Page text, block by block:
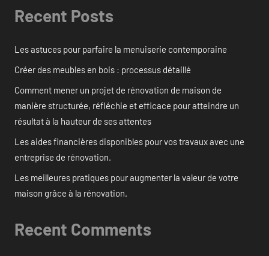
Recent Posts
Les astuces pour parfaire la menuiserie contemporaine
Créer des meubles en bois : processus détaillé
Comment mener un projet de rénovation de maison de
manière structurée, réfléchie et efficace pour atteindre un
résultat à la hauteur de ses attentes
Les aides financières disponibles pour vos travaux avec une
entreprise de rénovation.
Les meilleures pratiques pour augmenter la valeur de votre
maison grâce à la rénovation.
Recent Comments